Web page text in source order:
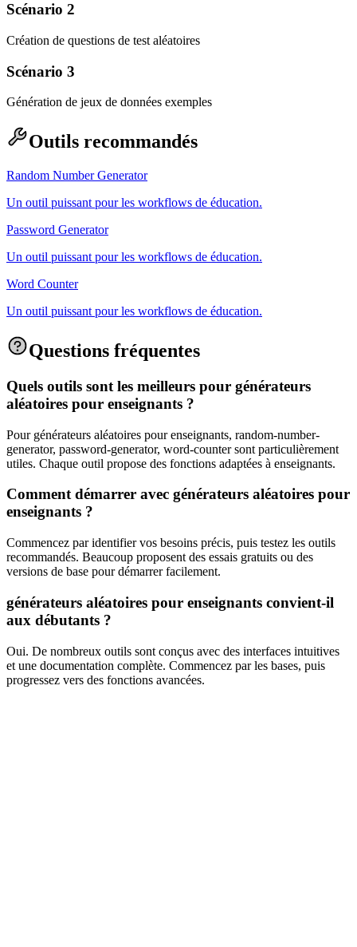
Scénario 2
Création de questions de test aléatoires
Scénario 3
Génération de jeux de données exemples
Outils recommandés
Random Number Generator
Un outil puissant pour les workflows de éducation.
Password Generator
Un outil puissant pour les workflows de éducation.
Word Counter
Un outil puissant pour les workflows de éducation.
Questions fréquentes
Quels outils sont les meilleurs pour générateurs
aléatoires pour enseignants ?
Pour générateurs aléatoires pour enseignants, random-number-
generator, password-generator, word-counter sont particulièrement
utiles. Chaque outil propose des fonctions adaptées à enseignants.
Comment démarrer avec générateurs aléatoires pour
enseignants ?
Commencez par identifier vos besoins précis, puis testez les outils
recommandés. Beaucoup proposent des essais gratuits ou des
versions de base pour démarrer facilement.
générateurs aléatoires pour enseignants convient-il
aux débutants ?
Oui. De nombreux outils sont conçus avec des interfaces intuitives
et une documentation complète. Commencez par les bases, puis
progressez vers des fonctions avancées.